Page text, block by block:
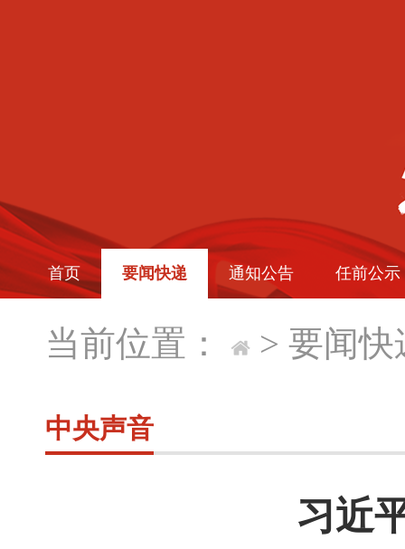
首页 要闻快递 通知公告 任前公示
当前位置： > 要闻快
中央声音
习近